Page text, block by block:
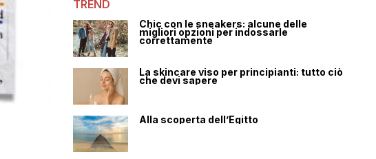
TREND
Chic con le sneakers: alcune delle
migliori opzioni per indossarle
correttamente
La skincare viso per principianti: tutto ciò
che devi sapere
Alla scoperta dell’Egitto